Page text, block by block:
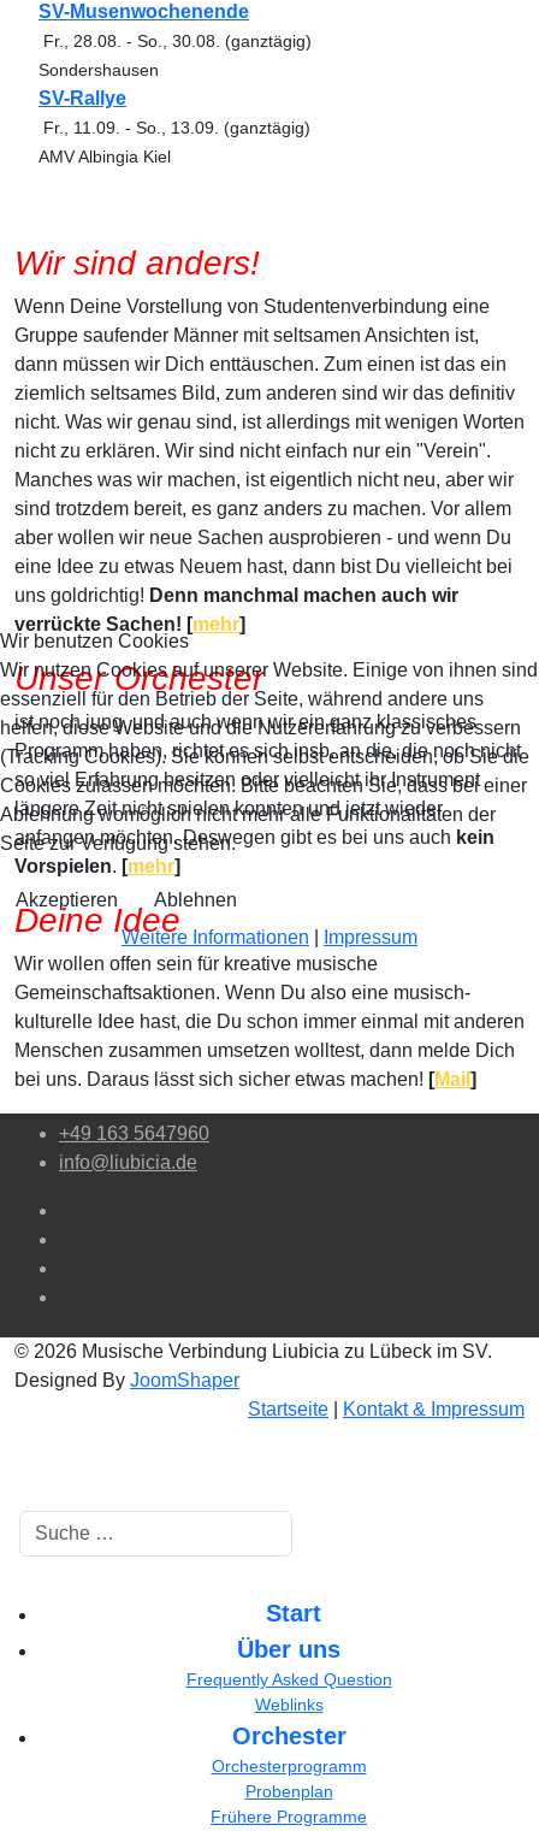
SV-Musenwochenende
Fr., 28.08. - So., 30.08. (ganztägig)
Sondershausen
SV-Rallye
Fr., 11.09. - So., 13.09. (ganztägig)
AMV Albingia Kiel
Wir sind anders!
Wenn Deine Vorstellung von Studentenverbindung eine
Gruppe saufender Männer mit seltsamen Ansichten ist,
dann müssen wir Dich enttäuschen. Zum einen ist das ein
ziemlich seltsames Bild, zum anderen sind wir das definitiv
nicht. Was wir genau sind, ist allerdings mit wenigen Worten
nicht zu erklären. Wir sind nicht einfach nur ein "Verein".
Manches was wir machen, ist eigentlich nicht neu, aber wir
sind trotzdem bereit, es ganz anders zu machen. Vor allem
aber wollen wir neue Sachen ausprobieren - und wenn Du
eine Idee zu etwas Neuem hast, dann bist Du vielleicht bei
uns goldrichtig! Denn manchmal machen auch wir
verrückte Sachen! [mehr]
Unser Orchester
ist noch jung, und auch wenn wir ein ganz klassisches
Programm haben, richtet es sich insb. an die, die noch nicht
so viel Erfahrung besitzen oder vielleicht ihr Instrument
längere Zeit nicht spielen konnten und jetzt wieder
anfangen möchten. Deswegen gibt es bei uns auch kein
Vorspielen. [mehr]
Deine Idee
Wir wollen offen sein für kreative musische
Gemeinschaftsaktionen. Wenn Du also eine musisch-
kulturelle Idee hast, die Du schon immer einmal mit anderen
Menschen zusammen umsetzen wolltest, dann melde Dich
bei uns. Daraus lässt sich sicher etwas machen! [Mail ]
+49 163 5647960
info@liubicia.de
© 2026 Musische Verbindung Liubicia zu Lübeck im SV.
Designed By JoomShaper
Startseite
Kontakt & Impressum
Suchen
Start
Über uns
Frequently Asked Question
Weblinks
Orchester
Orchesterprogramm
Probenplan
Frühere Programme
Wir benutzen Cookies
Wir nutzen Cookies auf unserer Website. Einige von ihnen sind
essenziell für den Betrieb der Seite, während andere uns
helfen, diese Website und die Nutzererfahrung zu verbessern
(Tracking Cookies). Sie können selbst entscheiden, ob Sie die
Cookies zulassen möchten. Bitte beachten Sie, dass bei einer
Ablehnung womöglich nicht mehr alle Funktionalitäten der
Seite zur Verfügung stehen.
Akzeptieren
Ablehnen
Weitere Informationen
Impressum